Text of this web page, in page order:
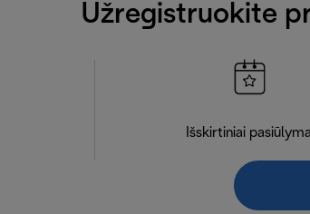
Užregistruokite
Išskirtiniai